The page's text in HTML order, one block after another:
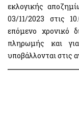
Digital Register of
National
National Register
Pythia: Research
technology
Special Electoral
Special Electoral
Parliamentary
εκλογικής
03/11/2023 στις
επόμενο χρονικό
πληρωμής και
υποβάλλονται στις